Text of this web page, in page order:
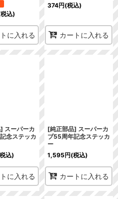
込)
に入れる
374円(税込)
カートに入れる
スーパーカ
念ステッカ
込)
に入れる
[純正部品] スーパーカ
ブ55周年記念ステッカ
ー
1,595円(税込)
カートに入れる